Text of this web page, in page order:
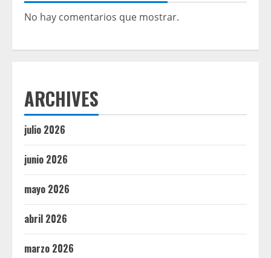
No hay comentarios que mostrar.
ARCHIVES
julio 2026
junio 2026
mayo 2026
abril 2026
marzo 2026